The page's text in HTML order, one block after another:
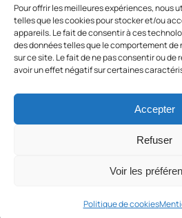
Pour offrir les meilleures expériences, nous
telles que les cookies pour stocker et/ou
appareils. Le fait de consentir à ces
des données telles que le comportement de
sur ce site. Le fait de ne pas consentir ou
avoir un effet négatif sur certaines
Accepter
Refuser
Voir les
Politique de cookies
Ordre national des médecins
Politique de cookies (UE)
Cookies
Mentions